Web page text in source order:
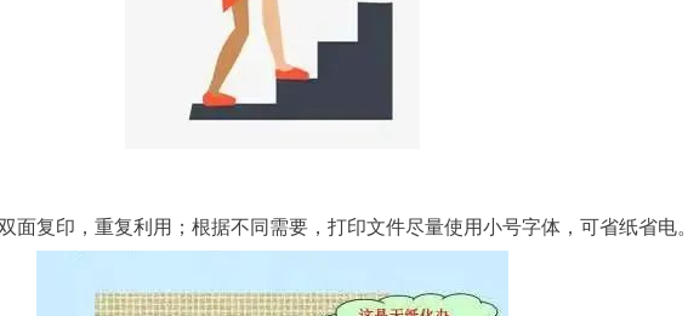
面复印，重复利用；根据不同需要，打印文件尽量使用小号字体，可省纸省电。